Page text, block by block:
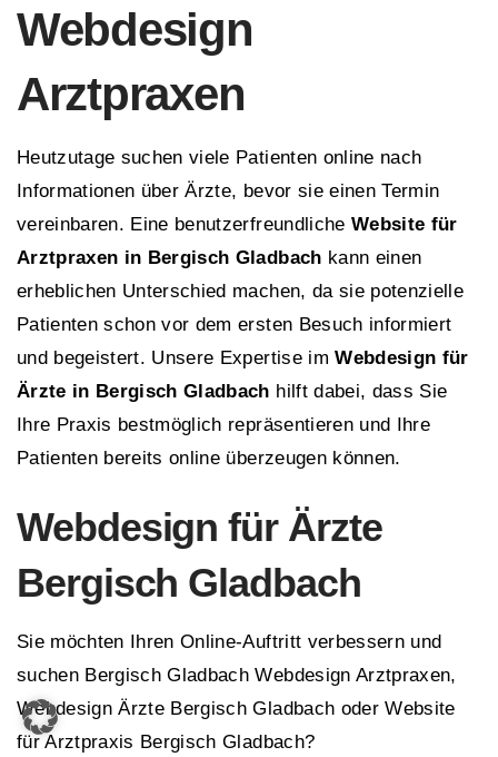
Webdesign
Arztpraxen
Heutzutage suchen viele Patienten online nach
Informationen über Ärzte, bevor sie einen Termin
vereinbaren. Eine benutzerfreundliche Website für
Arztpraxen in Bergisch Gladbach kann einen
erheblichen Unterschied machen, da sie potenzielle
Patienten schon vor dem ersten Besuch informiert
und begeistert. Unsere Expertise imWebdesign für
Ärzte in Bergisch Gladbach hilft dabei, dass Sie
Ihre Praxis bestmöglich repräsentieren und Ihre
Patienten bereits online überzeugen können.
Webdesign für Ärzte
Bergisch Gladbach
Sie möchten Ihren Online-Auftritt verbessern und
suchen Bergisch Gladbach Webdesign Arztpraxen,
Webdesign Ärzte Bergisch Gladbach oder Website
für Arztpraxis Bergisch Gladbach?